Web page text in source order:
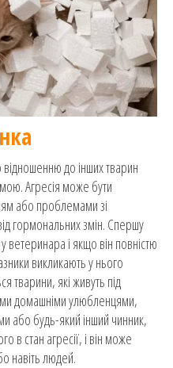
до інших тварин
Агресія може бути
або проблемами зі
гормональних змін. Спершу
ветеринара і якщо він повністю
викликають у нього
які живуть під
домашніми улюбленцями,
або будь-який інший чинник,
в стан агресії, і він може
навіть людей.